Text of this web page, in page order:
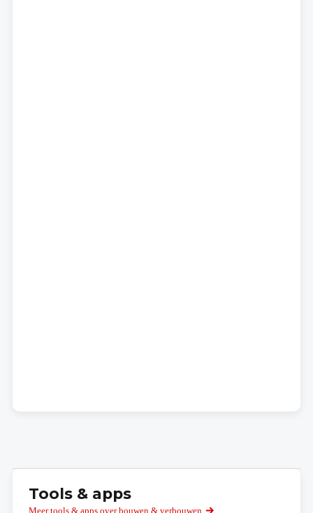
Tools & apps
Meer tools & apps over bouwen & verbouwen